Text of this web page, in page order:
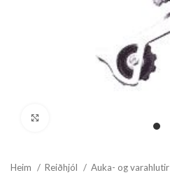
Heim Reiðhjól Auka- og varahlutir